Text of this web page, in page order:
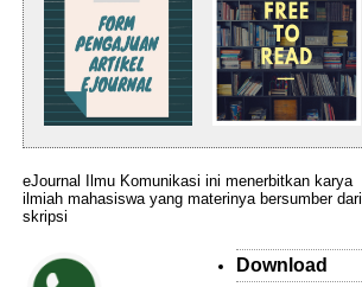
eJournal Ilmu Komunikasi ini menerbitkan karya
ilmiah mahasiswa yang materinya bersumber dari
skripsi
Download